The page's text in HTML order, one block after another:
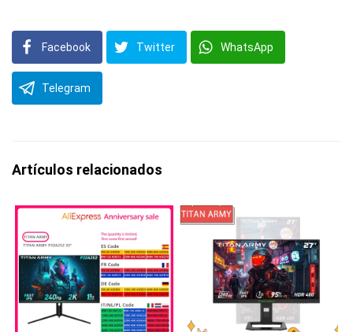
Facebook Twitter WhatsApp
Telegram
Artículos relacionados